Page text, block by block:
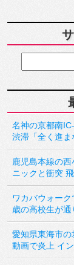
名神の京都南
渋滞「全く進ま
鹿児島本線の
ニックと衝突
ワカバウォー
歳の高校生が
愛知県東海市
動画で炎上 イ